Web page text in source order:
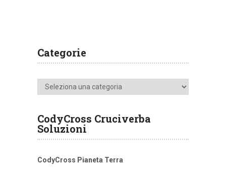
Categorie
Categorie
CodyCross Cruciverba
Soluzioni
CodyCross Pianeta Terra